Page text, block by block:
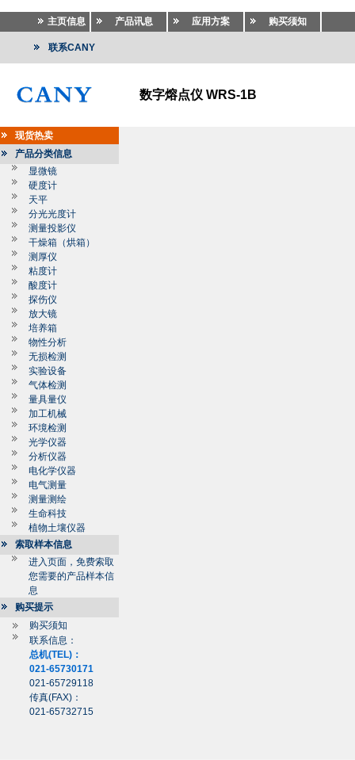
主页信息 产品讯息 应用方案 购买须知
联系CANY
数字熔点仪 WRS-1B
现货热卖
产品分类信息
显微镜
硬度计
天平
分光光度计
测量投影仪
干燥箱（烘箱）
测厚仪
粘度计
酸度计
探伤仪
放大镜
培养箱
物性分析
无损检测
实验设备
气体检测
量具量仪
加工机械
环境检测
光学仪器
分析仪器
电化学仪器
电气测量
测量测绘
生命科技
植物土壤仪器
索取样本信息
进入页面，免费索取
您需要的产品样本信
息
购买提示
购买须知
联系信息：
总机(TEL)：
021-65730171
021-65729118
传真(FAX)：
021-65732715